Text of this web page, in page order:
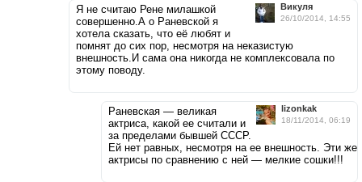
Викуля
26/10/2014, 14:55
Я не считаю Рене милашкой
совершенно.А о Раневской я
хотела сказать, что её любят и
помнят до сих пор, несмотря на неказистую
внешность.И сама она никогда не комплексовала по
этому поводу.
lizonkak
18/11/2014, 06:19
Раневская — великая
актриса, какой ее считали и
за пределами бывшей СССР.
Ей нет равных, несмотря на ее внешность. Эти же
актрисы по сравнению с ней — мелкие сошки!!!